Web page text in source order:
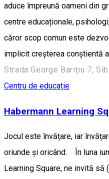
aduce împreună oameni din
centre educaționale,
căror scop comun este
implicit creșterea conștientă
Strada George Barițiu 7,
Centru de educație
Habermann Learning
Jocul este învățare, iar
oriunde și oricând. În luna
Learning Square, ne invită